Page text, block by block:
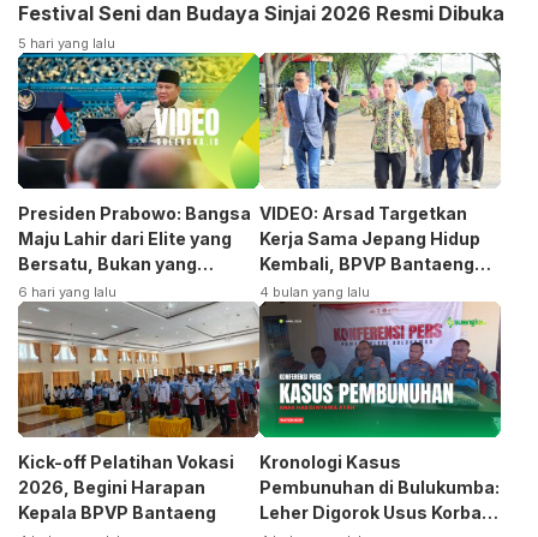
Festival Seni dan Budaya Sinjai 2026 Resmi Dibuka
5 hari yang lalu
Presiden Prabowo: Bangsa
Maju Lahir dari Elite yang
Bersatu, Bukan yang
Terpecah
6 hari yang lalu
VIDEO: Arsad Targetkan
Kerja Sama Jepang Hidup
Kembali, BPVP Bantaeng
Siap Bangkitkan Jurusan
Otomotif
4 bulan yang lalu
Kick-off Pelatihan Vokasi
2026, Begini Harapan
Kepala BPVP Bantaeng
Kronologi Kasus
Pembunuhan di Bulukumba:
Leher Digorok Usus Korban